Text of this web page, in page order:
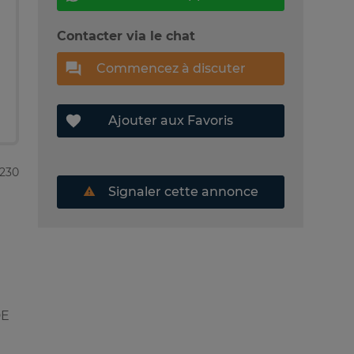
Contacter via le chat
Commencez à discuter
Ajouter aux Favoris
Signaler cette annonce